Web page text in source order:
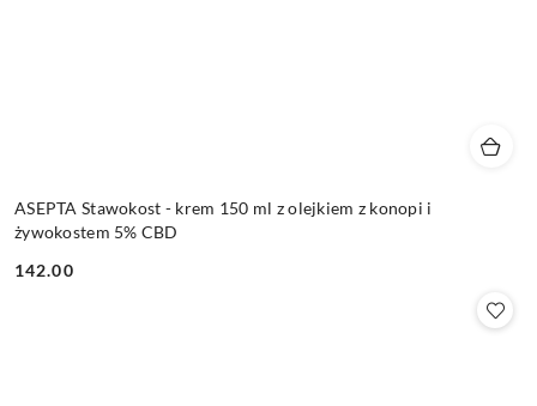
ASEPTA Stawokost - krem 150 ml z olejkiem z konopi i
żywokostem 5% CBD
Cena:
142.00